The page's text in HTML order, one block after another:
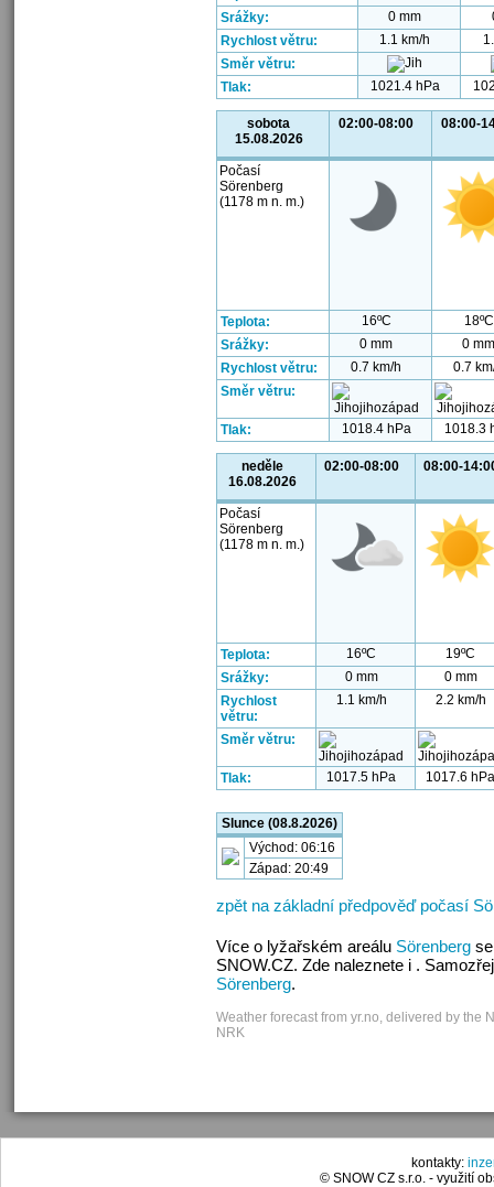
Srážky:
0 mm
Rychlost větru:
1.1 km/h
Směr větru:
Tlak:
1021.4 hPa
sobota
15.08.2026
02:00-08:00 08:00-
Počasí
Sörenberg
(1178 m n. m.)
Teplota: 16ºC
18ºC
Srážky:
0 mm
0 mm
Rychlost větru:
0.7 km/h
0.7
Směr větru:
Tlak: 1018.4 hPa 1018.3
neděle
16.08.2026
02:00-08:00 08:00-
Počasí
Sörenberg
(1178 m n. m.)
Teplota: 16ºC
19ºC
Srážky:
0 mm
0 mm
Rychlost
větru:
1.1 km/h 2.2 km/h
Směr větru:
Tlak: 1017.5 hPa 1017.6 hPa
Slunce (08.8.2026)
Východ: 06:16
Západ: 20:49
zpět na základní předpověď počasí
Více o lyžařském areálu Sörenberg
SNOW.CZ. Zde naleznete i .
Sörenberg.
Weather forecast from yr.no, delivered by the
NRK
kontakty:
© SNOW CZ s.r.o. - využití